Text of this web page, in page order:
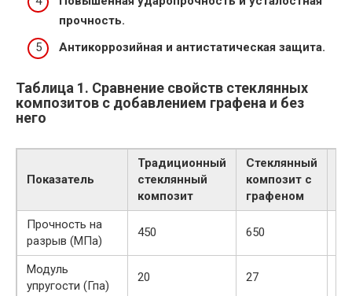
прочность.
Антикоррозийная и антистатическая защита.
Таблица 1. Сравнение свойств стеклянных
композитов с добавлением графена и без
него
Показатель
Традиционный
стеклянный
композит
Стеклянный
композит с
графеном
Прочность на
разрыв (МПа)
450 650
Модуль
упругости (Гпа)
20 27